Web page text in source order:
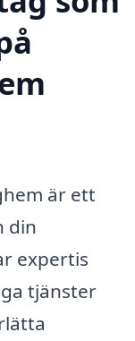
är ett
din
expertis
tjänster